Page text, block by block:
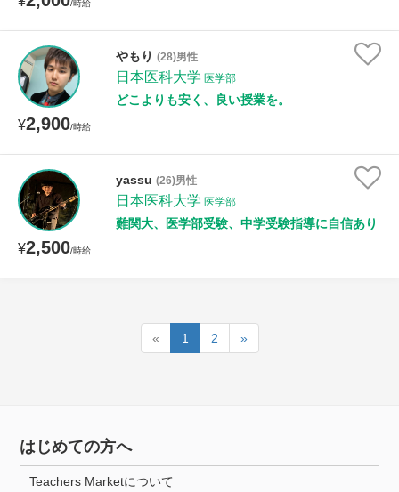
/時給
¥2,900/時給
やもり (28)男性
日本医科大学 医学部
どこよりも安く、良い授業を。
¥2,500/時給
yassu (26)男性
日本医科大学 医学部
難関大、医学部受験、中学受験指導に自信あり
« 1 2 »
はじめての方へ
Teachers Marketについて